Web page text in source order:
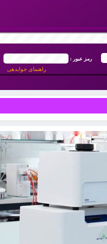
رمز عبور :
راهنمای جوابدهی